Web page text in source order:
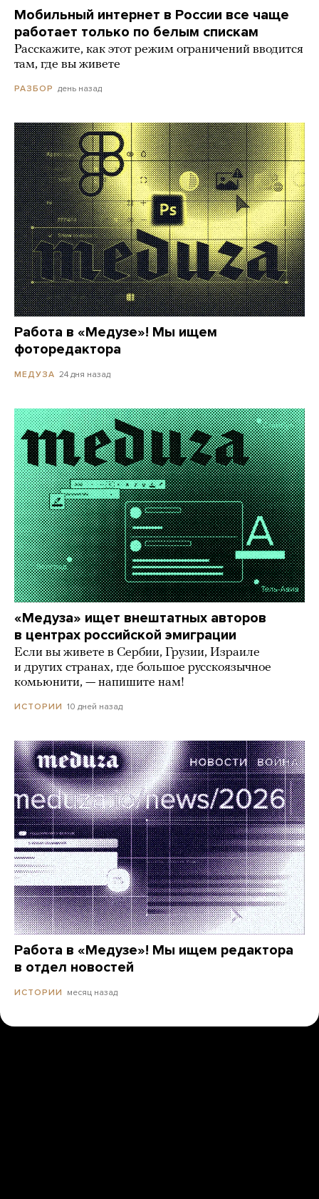
Мобильный интернет в России все чаще
работает только по белым спискам
Расскажите, как этот режим ограничений вводится
там, где вы живете
РАЗБОР день назад
Работа в «Медузе»! Мы ищем
фоторедактора
МЕДУЗА 24 дня назад
«Медуза» ищет внештатных авторов
в центрах российской эмиграции
Если вы живете в Сербии, Грузии, Израиле
и других странах, где большое русскоязычное
комьюнити, — напишите нам!
ИСТОРИИ 10 дней назад
Работа в «Медузе»! Мы ищем редактора
в отдел новостей
ИСТОРИИ месяц назад